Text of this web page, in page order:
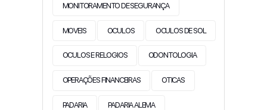
MONITORAMENTO DE SEGURANÇA
MOVEIS OCULOS OCULOS DE SOL
OCULOS E RELOGIOS ODONTOLOGIA
OPERAÇÕES FINANCEIRAS OTICAS
PADARIA PADARIA ALEMA